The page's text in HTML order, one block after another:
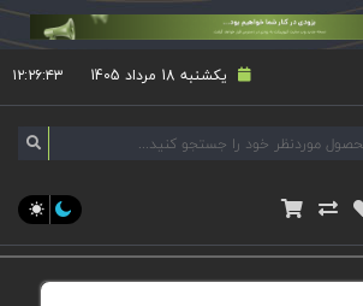
یکشنبه 18 مرداد 1405 ۱۲:۲۶:۴۴